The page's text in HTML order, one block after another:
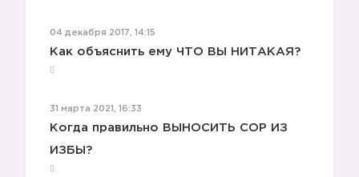
04 декабря 2017, 14:15
Как объяснить ему ЧТО ВЫ НИТАКАЯ?
31 марта 2021, 16:33
Когда правильно ВЫНОСИТЬ СОР ИЗ
ИЗБЫ?